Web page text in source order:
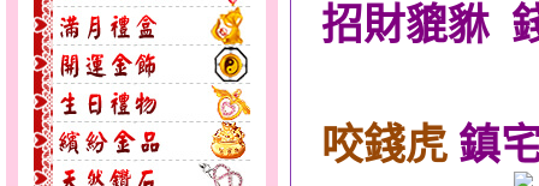
招財貔貅
咬錢虎鎮